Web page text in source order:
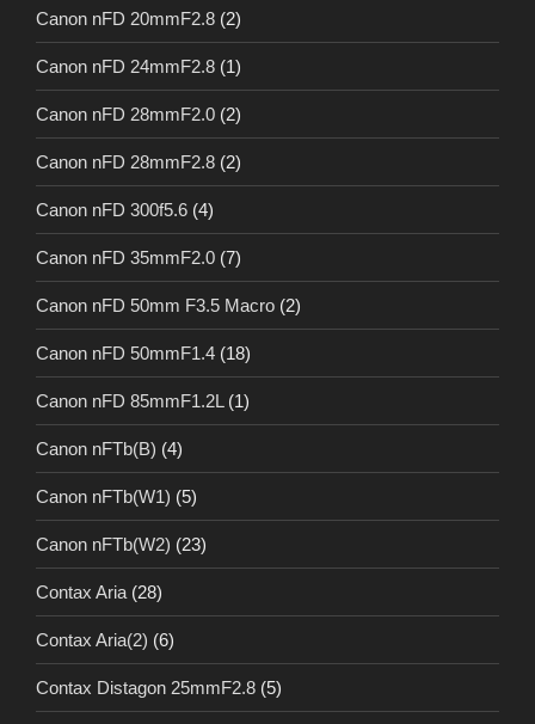
Canon nFD 20mmF2.8 (2)
Canon nFD 24mmF2.8 (1)
Canon nFD 28mmF2.0 (2)
Canon nFD 28mmF2.8 (2)
Canon nFD 300f5.6 (4)
Canon nFD 35mmF2.0 (7)
Canon nFD 50mm F3.5 Macro (2)
Canon nFD 50mmF1.4 (18)
Canon nFD 85mmF1.2L (1)
Canon nFTb(B) (4)
Canon nFTb(W1) (5)
Canon nFTb(W2) (23)
Contax Aria (28)
Contax Aria(2) (6)
Contax Distagon 25mmF2.8 (5)